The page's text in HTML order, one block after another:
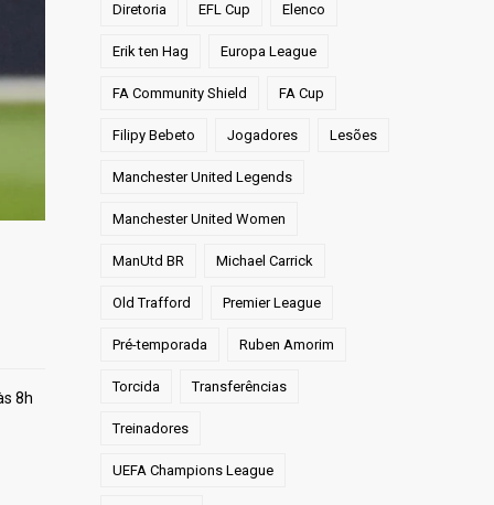
8h
Diretoria EFL Cup Elenco
Erik ten Hag Europa League
FA Community Shield FA Cup
Filipy Bebeto Jogadores Lesões
Manchester United Legends
Manchester United Women
ManUtd BR Michael Carrick
Old Trafford Premier League
Pré-temporada Ruben Amorim
Torcida Transferências
Treinadores
UEFA Champions League